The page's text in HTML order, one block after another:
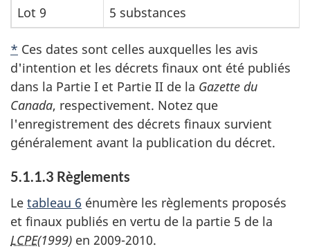
Lot 9 5 substances
* Ces dates sont celles auxquelles les avis
d'intention et les décrets finaux ont été publiés
dans la Partie I et Partie II de la Gazette du
Canada, respectivement. Notez que
l'enregistrement des décrets finaux survient
généralement avant la publication du décret.
5.1.1.3 Règlements
Le tableau 6 énumère les règlements proposés
et finaux publiés en vertu de la partie 5 de la
LCPE(1999) en 2009-2010.